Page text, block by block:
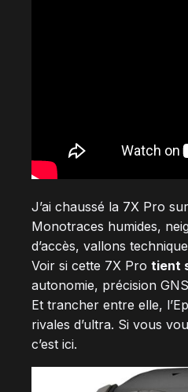
J’ai chaussé la 7X Pro
Monotraces humides,
d’accès, vallons
Voir si cette 7X Pro tient
autonomie, précision
Et trancher entre elle,
rivales d’ultra. Si vous
c’est ici.